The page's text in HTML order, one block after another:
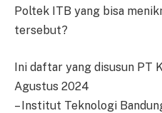
Poltek ITB yang bisa
tersebut?
Ini daftar yang disusun PT
Agustus 2024
– Institut Teknologi